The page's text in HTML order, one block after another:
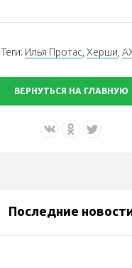
Теги: Илья Протас Херши
ВЕРНУТЬСЯ НА ГЛАВНУЮ
Последние